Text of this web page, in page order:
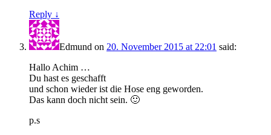
Reply ↓
Edmund on 20. November 2015 at 22:01 said:
Hallo Achim …
Du hast es geschafft
und schon wieder ist die Hose eng geworden.
Das kann doch nicht sein. 🙂
p.s